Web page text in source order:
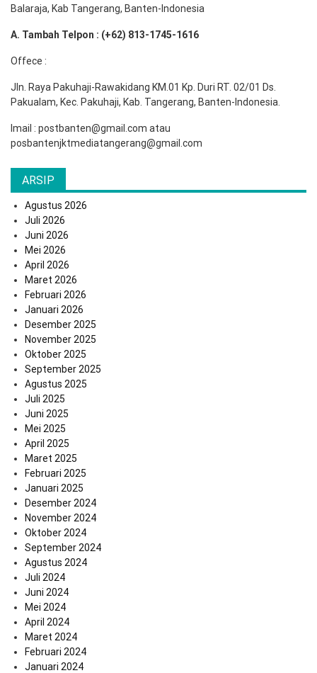
Balaraja, Kab Tangerang, Banten-Indonesia
A. Tambah Telpon : (+62) 813-1745-1616
Offece :
Jln. Raya Pakuhaji-Rawakidang KM.01 Kp. Duri RT. 02/01 Ds.
Pakualam, Kec. Pakuhaji, Kab. Tangerang, Banten-Indonesia.
Imail : postbanten@gmail.com atau
posbantenjktmediatangerang@gmail.com
ARSIP
Agustus 2026
Juli 2026
Juni 2026
Mei 2026
April 2026
Maret 2026
Februari 2026
Januari 2026
Desember 2025
November 2025
Oktober 2025
September 2025
Agustus 2025
Juli 2025
Juni 2025
Mei 2025
April 2025
Maret 2025
Februari 2025
Januari 2025
Desember 2024
November 2024
Oktober 2024
September 2024
Agustus 2024
Juli 2024
Juni 2024
Mei 2024
April 2024
Maret 2024
Februari 2024
Januari 2024